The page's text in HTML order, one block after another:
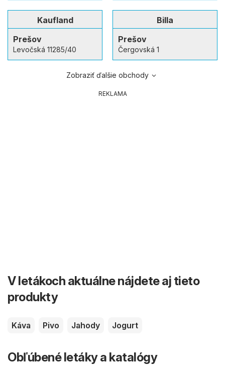
Kaufland
Prešov
Levočská 11285/40
Billa
Prešov
Čergovská 1
Zobraziť ďalšie obchody
REKLAMA
V letákoch aktuálne nájdete aj tieto
produkty
Káva Pivo Jahody Jogurt
Obľúbené letáky a katalógy